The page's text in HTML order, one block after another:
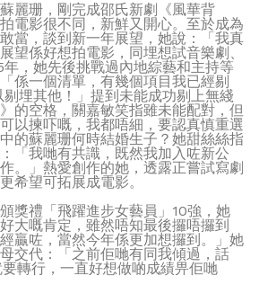
麗珊，剛完成邵氏新劇《風華背
電影很不同，新鮮又開心。至於成為
當，談到新一年展望，她說：「我真
望係好想拍電影，同埋想試音樂劇、
，她先後挑戰過內地綜藝和主持等
係一個清單，有幾個項目我已經剔
埋其他！」提到未能成功剔上無綫
的空格，關嘉敏笑指雖未能配對，但
以揀吓嘅，我都唔細，要認真慎重選
的蘇麗珊何時結婚生子？她甜絲絲指
「我哋有共識，既然我加入咗新公
。」熱愛創作的她，透露正嘗試寫劇
希望可拓展成電影。
獎禮「飛躍進步女藝員」10強，她
大嘅肯定，雖然唔知最後攞唔攞到
贏咗，當然今年係更加想攞到。」她
交代：「之前佢哋有同我傾過，話
轉行，一直好想做啲成績畀佢哋